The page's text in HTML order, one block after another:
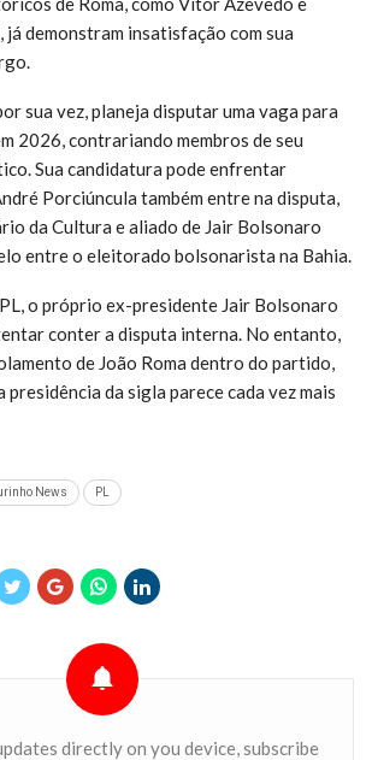
já demonstram insatisfação com sua
sua vez, planeja disputar uma vaga para
2026, contrariando membros de seu
Sua candidatura pode enfrentar
Porciúncula também entre na disputa,
da Cultura e aliado de Jair Bolsonaro
entre o eleitorado bolsonarista na Bahia.
o próprio ex-presidente Jair Bolsonaro
conter a disputa interna. No entanto,
de João Roma dentro do partido,
presidência da sigla parece cada vez mais
News PL
directly on you device, subscribe